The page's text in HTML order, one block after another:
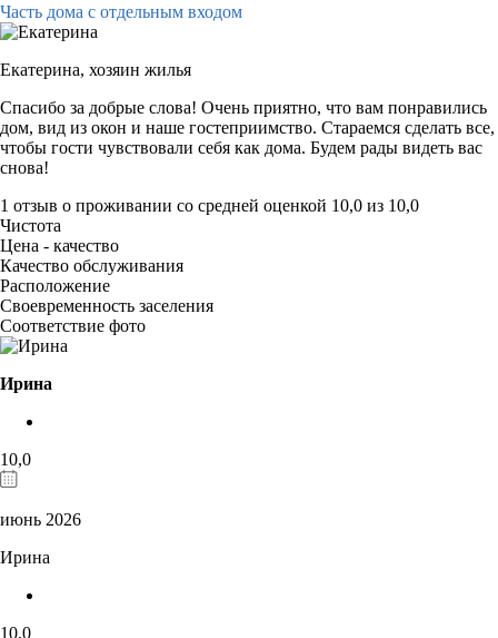
Часть дома с отдельным входом
Екатерина, хозяин жилья
Спасибо за добрые слова! Очень приятно, что вам понравились
дом, вид из окон и наше гостеприимство. Стараемся сделать все,
чтобы гости чувствовали себя как дома. Будем рады видеть вас
снова!
1 отзыв о проживании со средней оценкой 10,0 из 10,0
Чистота
Цена - качество
Качество обслуживания
Расположение
Своевременность заселения
Соответствие фото
Ирина
10,0
июнь 2026
Ирина
10,0